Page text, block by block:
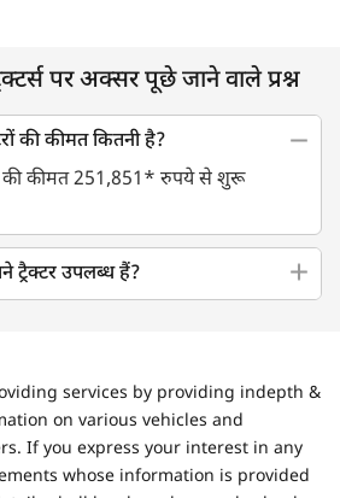
पर अक्सर पूछे जाने वाले प्रश्न
की कीमत कितनी है?
की कीमत 251,851* रुपये से शुरू
ट्रैक्टर उपलब्ध हैं?
services by providing indepth &
on various vehicles and
If you express your interest in any
whose information is provided